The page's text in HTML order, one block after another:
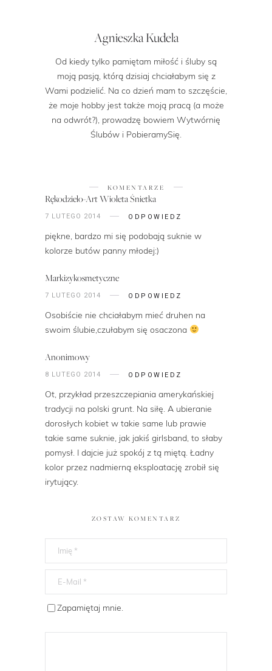
Agnieszka Kudela
Od kiedy tylko pamiętam miłość i śluby są
moją pasją, którą dzisiaj chciałabym się z
Wami podzielić. Na co dzień mam to szczęście,
że moje hobby jest także moją pracą (a może
na odwrót?), prowadzę bowiem Wytwórnię
Ślubów i PobieramySię.
KOMENTARZE
Rękodzieło-Art Wioleta Śnietka
7 LUTEGO 2014 ODPOWIEDZ
piękne, bardzo mi się podobają suknie w
kolorze butów panny młodej:)
Markizykosmetyczne
7 LUTEGO 2014 ODPOWIEDZ
Osobiście nie chciałabym mieć druhen na
swoim ślubie,czułabym się osaczona
Anonimowy
8 LUTEGO 2014 ODPOWIEDZ
Ot, przykład przeszczepiania amerykańskiej
tradycji na polski grunt. Na siłę. A ubieranie
dorosłych kobiet w takie same lub prawie
takie same suknie, jak jakiś girlsband, to słaby
pomysł. I dajcie już spokój z tą miętą. Ładny
kolor przez nadmierną eksploatację zrobił się
irytujący.
ZOSTAW KOMENTARZ
Zapamiętaj mnie.